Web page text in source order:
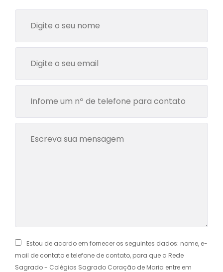
Estou de acordo em fornecer os seguintes dados: nome, e-
mail de contato e telefone de contato, para que a Rede
Sagrado - Colégios Sagrado Coração de Maria entre em